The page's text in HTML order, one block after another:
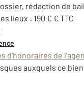
rédaction de bail
lieux : 190 € € TTC
d'honoraires de
auxquels ce